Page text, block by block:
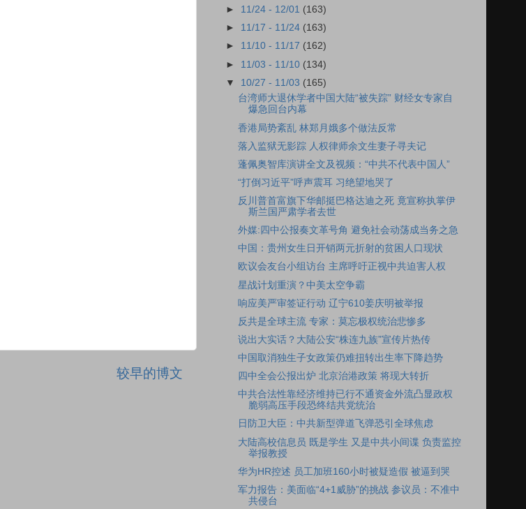
较早的博文
► 11/24 - 12/01 (163)
► 11/17 - 11/24 (163)
► 11/10 - 11/17 (162)
► 11/03 - 11/10 (134)
▼ 10/27 - 11/03 (165)
台湾师大退休学者中国大陆“被失踪” 财经女专家自
爆急回台内幕
香港局势紊乱 林郑月娥多个做法反常
落入监狱无影踪 人权律师余文生妻子寻夫记
蓬佩奥智库演讲全文及视频：“中共不代表中国人”
“打倒习近平”呼声震耳 习绝望地哭了
反川普首富旗下华邮挺巴格达迪之死 竟宣称执掌伊
斯兰国严肃学者去世
外媒:四中公报奏文革号角 避免社会动荡成当务之急
中国：贵州女生日开销两元折射的贫困人口现状
欧议会友台小组访台 主席呼吁正视中共迫害人权
星战计划重演？中美太空争霸
响应美严审签证行动 辽宁610姜庆明被举报
反共是全球主流 专家：莫忘极权统治悲惨多
说出大实话？大陆公安“株连九族”宣传片热传
中国取消独生子女政策仍难扭转出生率下降趋势
四中全会公报出炉 北京治港政策 将现大转折
中共合法性靠经济维持已行不通资金外流凸显政权
脆弱高压手段恐终结共党统治
日防卫大臣：中共新型弹道飞弹恐引全球焦虑
大陆高校信息员 既是学生 又是中共小间谍 负责监控
举报教授
华为HR控述 员工加班160小时被疑造假 被逼到哭
军力报告：美面临“4+1威胁”的挑战 参议员：不准中
共侵台